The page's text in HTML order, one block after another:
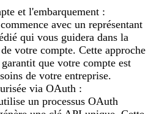
et l'embarquement :
avec un représentant
qui vous guidera dans la
votre compte. Cette approche
que votre compte est
de votre entreprise.
via OAuth :
un processus OAuth